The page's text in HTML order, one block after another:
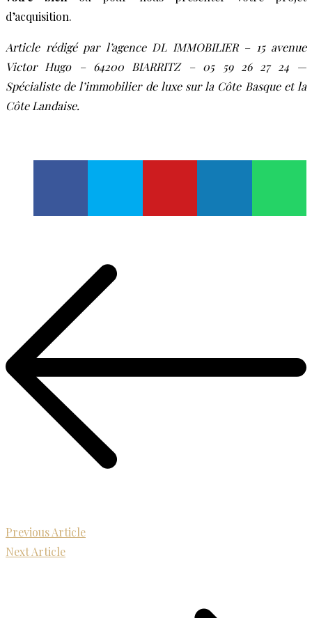
d’acquisition.
Article rédigé par l’agence DL IMMOBILIER – 15 avenue
Victor Hugo – 64200 BIARRITZ – 05 59 26 27 24 —
Spécialiste de l’immobilier de luxe sur la Côte Basque et la
Côte Landaise.
Previous Article
Next Article